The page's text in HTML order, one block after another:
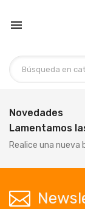

Novedades
Lamentamos
Realice una nueva